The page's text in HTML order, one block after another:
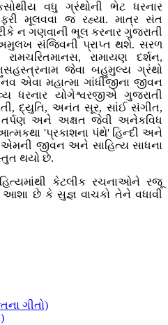
વધુ ગ્રંથોની ભેટ ધરનાર
ફરી મૂલવવા જ રહ્યા. માત્ર સંત
ન ગણવાની ભૂલ કરનાર ગુજરાતી
સંજિવની પ્રાપ્ત થશે. સરળ
રામાયણ દર્શન,
જેવા બહુમુલ્ય ગ્રંથો
એવા મહાત્મા ગાંધીજીના જીવન
ધરનાર યોગેશ્વરજીએ ગુજરાતી
દ્યુતિ, અનંત સૂર, સાંઈ સંગીત,
તર્પણ અને અક્ષત જેવી અનેકવિધ
'પ્રકાશના પંથે' હિન્દી અને
જીવન અને સાહિત્ય સાધના
થયો છે.
કેટલીક રચનાઓને રજૂ
આશા છે કે સુજ્ઞ વાચકો તેને વધાવી
ગીતો)